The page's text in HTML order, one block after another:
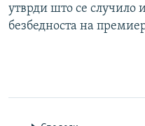
утврди што се случило
безбедноста на